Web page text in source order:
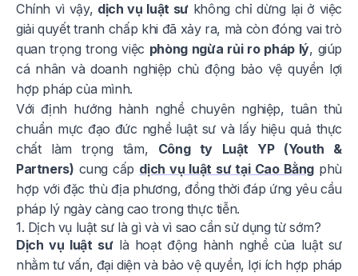
Chính vì vậy, dịch vụ luật sưkhông chỉ dừng lại ở việc
giải quyết tranh chấp khi đã xảy ra, mà còn đóng vai trò
quan trọng trong việc phòng ngừa rủi ro pháp lý, giúp
cá nhân và doanh nghiệp chủ động bảo vệ quyền lợi
hợp pháp của mình.
Với định hướng hành nghề chuyên nghiệp, tuân thủ
chuẩn mực đạo đức nghề luật sư và lấy hiệu quả thực
chất làm trọng tâm, Công ty Luật YP (Youth &
Partners) cung cấp dịch vụ luật sư tại Cao Bằngphù
hợp với đặc thù địa phương, đồng thời đáp ứng yêu cầu
pháp lý ngày càng cao trong thực tiễn.
1. Dịch vụ luật sư là gì và vì sao cần sử dụng từ sớm?
Dịch vụ luật sưlà hoạt động hành nghề của luật sư
nhằm tư vấn, đại diện và bảo vệ quyền, lợi ích hợp pháp